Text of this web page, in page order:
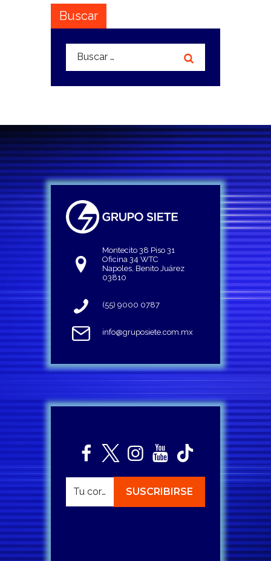
Buscar
Buscar:
Montecito 38 Piso 31
Oficina 34 WTC
Napoles, Benito Juárez
03810
(55) 9000 0787
info@gruposiete.com.mx